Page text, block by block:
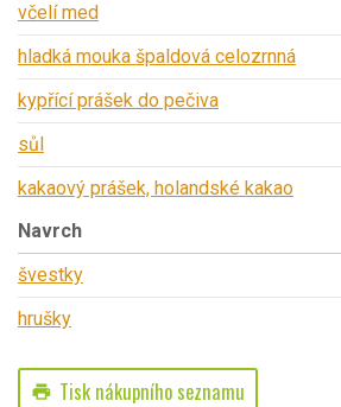
včelí med
hladká mouka špaldová celozrnná
kypřící prášek do pečiva
sůl
kakaový prášek, holandské kakao
Navrch
švestky
hrušky
print Tisk nákupního seznamu